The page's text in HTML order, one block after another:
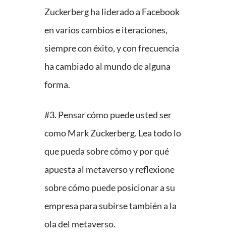
Zuckerberg ha liderado a Facebook
en varios cambios e iteraciones,
siempre con éxito, y con frecuencia
ha cambiado al mundo de alguna
forma.
#3. Pensar cómo puede usted ser
como Mark Zuckerberg. Lea todo lo
que pueda sobre cómo y por qué
apuesta al metaverso y reflexione
sobre cómo puede posicionar a su
empresa para subirse también a la
ola del metaverso.